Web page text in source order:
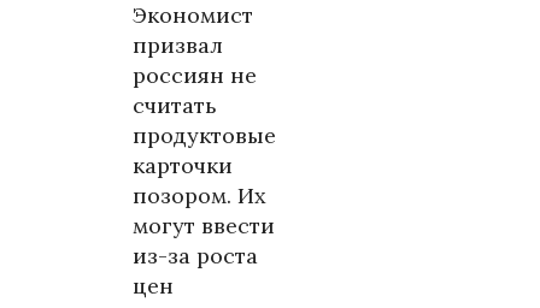
Экономист
призвал
россиян не
считать
продуктовые
карточки
позором. Их
могут ввести
из-за роста
цен